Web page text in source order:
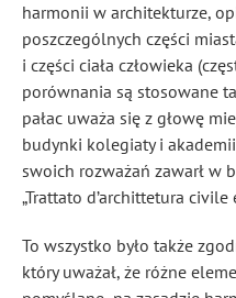
harmonii w architekturze,
poszczególnych części
i części ciała człowieka
porównania są stosowane
pałac uważa się z głowę
budynki kolegiaty i
swoich rozważań zawarł w
„Trattato d’archittetura
To wszystko było także
który uważał, że różne